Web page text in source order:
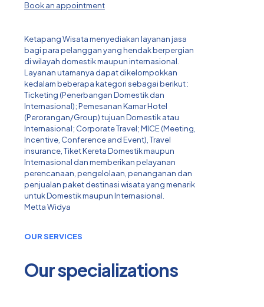
Book an appointment
Ketapang Wisata menyediakan layanan jasa
bagi para pelanggan yang hendak berpergian
di wilayah domestik maupun internasional.
Layanan utamanya dapat dikelompokkan
kedalam beberapa kategori sebagai berikut :
Ticketing (Penerbangan Domestik dan
Internasional); Pemesanan Kamar Hotel
(Perorangan/Group) tujuan Domestik atau
Internasional; Corporate Travel; MICE (Meeting,
Incentive, Conference and Event), Travel
insurance, Tiket Kereta Domestik maupun
Internasional dan memberikan pelayanan
perencanaan, pengelolaan, penanganan dan
penjualan paket destinasi wisata yang menarik
untuk Domestik maupun Internasional.
Metta Widya
OUR SERVICES
Our specializations